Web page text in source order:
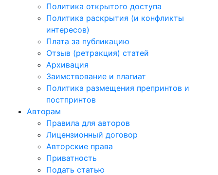
Политика открытого доступа
Политика раскрытия (и конфликты
интересов)
Плата за публикацию
Отзыв (ретракция) статей
Архивация
Заимствование и плагиат
Политика размещения препринтов и
постпринтов
Авторам
Правила для авторов
Лицензионный договор
Авторские права
Приватность
Подать статью